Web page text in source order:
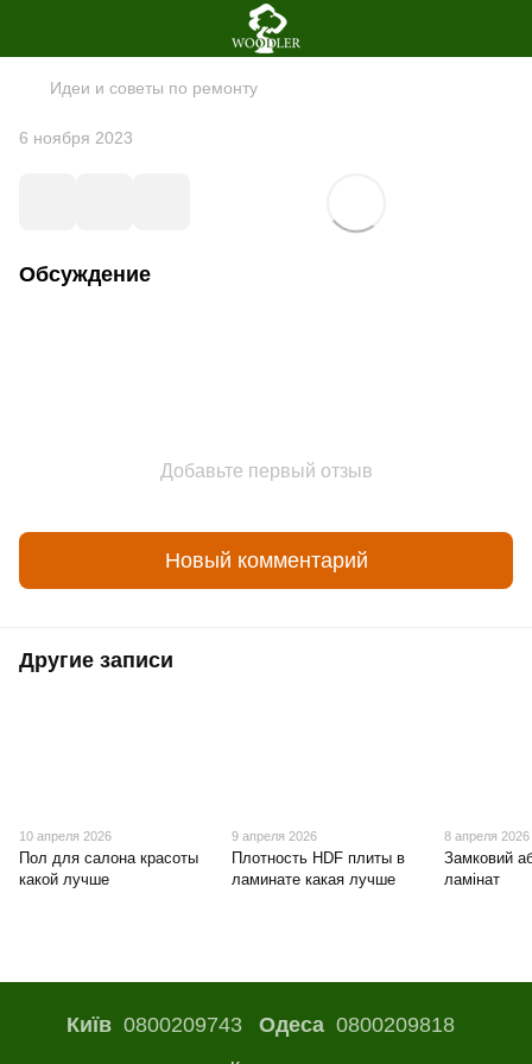
Идеи и советы по ремонту
6 ноября 2023
Обсуждение
Добавьте первый отзыв
Новый комментарий
Другие записи
10 апреля 2026
Пол для салона красоты
какой лучше
9 апреля 2026
Плотность HDF плиты в
ламинате какая лучше
8 апреля 2026
Замковий
ламінат
Київ0800209743 Одеса0800209818